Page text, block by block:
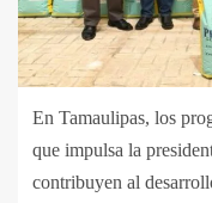
En Tamaulipas, los
que impulsa la
contribuyen al